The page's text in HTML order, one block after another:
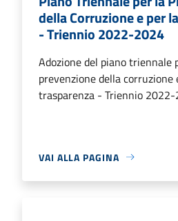
della Corruzione e per
- Triennio 2022-2024
Adozione del piano triennale
prevenzione della corruzione
trasparenza - Triennio
VAI ALLA PAGINA